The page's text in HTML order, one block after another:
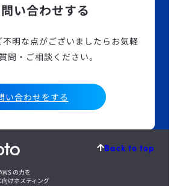
い合わせする
明な点がございましたら お気軽
問・ご相談ください。
い合わせをする
Back to top
の力を
けホスティング